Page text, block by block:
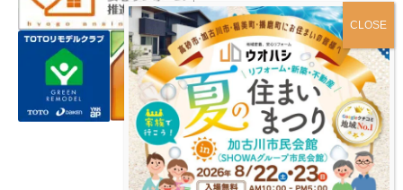
プライバシーポリシー